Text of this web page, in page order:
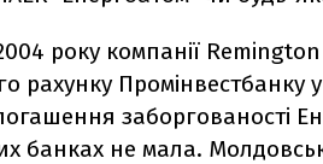
року компанії
рахунку Промінвестбанку
заборгованості
банках не мала.